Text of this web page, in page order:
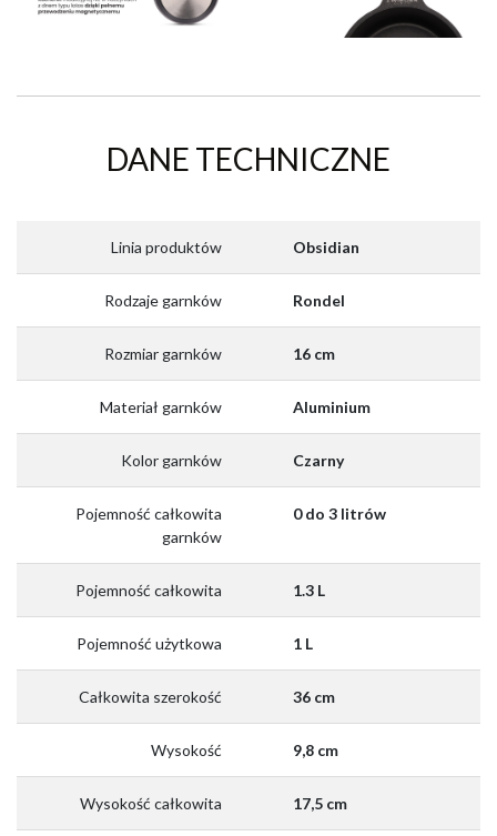
DANE TECHNICZNE
Linia produktów Obsidian
Rodzaje garnków Rondel
Rozmiar garnków 16 cm
Materiał garnków Aluminium
Kolor garnków Czarny
Pojemność całkowita
garnków
0 do 3 litrów
Pojemność całkowita 1.3 L
Pojemność użytkowa 1 L
Całkowita szerokość 36 cm
Wysokość 9,8 cm
Wysokość całkowita 17,5 cm